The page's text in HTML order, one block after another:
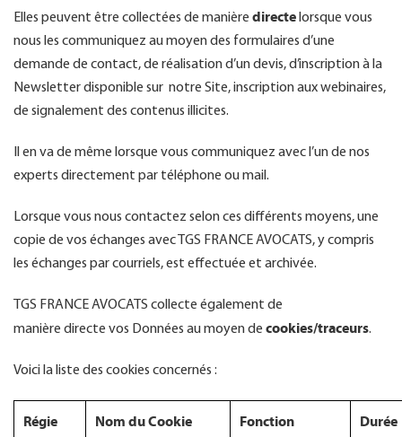
Elles peuvent être collectées de manière directe lorsque vous
nous les communiquez au moyen des formulaires d’une
demande de contact, de réalisation d’un devis, d’inscription à la
Newsletter disponible sur notre Site, inscription aux webinaires,
de signalement des contenus illicites.
Il en va de même lorsque vous communiquez avec l’un de nos
experts directement par téléphone ou mail.
Lorsque vous nous contactez selon ces différents moyens, une
copie de vos échanges avec TGS FRANCE AVOCATS, y compris
les échanges par courriels, est effectuée et archivée.
TGS FRANCE AVOCATS collecte également de
manière directe vos Données au moyen de cookies/traceurs.
Voici la liste des cookies concernés :
Régie Nom du Cookie Fonction
Durée